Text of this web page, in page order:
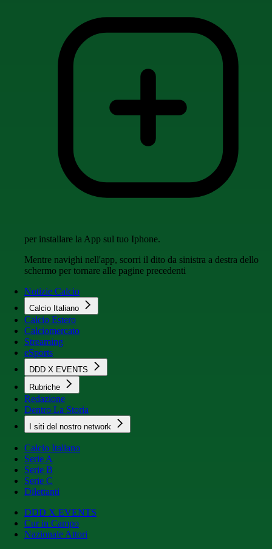
per installare la App sul tuo Iphone.
Mentre navighi nell'app, scorri il dito da sinistra a destra dello
schermo per tornare alle pagine precedenti
Notizie Calcio
Calcio Italiano
Calcio Estero
Calciomercato
Streaming
eSports
DDD X EVENTS
Rubriche
Redazione
Dentro La Storia
I siti del nostro network
Calcio Italiano
Serie A
Serie B
Serie C
Dilettanti
DDD X EVENTS
Cur in Campo
Nazionale Attori